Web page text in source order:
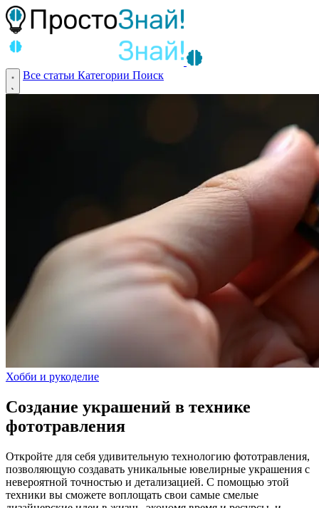
Все статьи Категории Поиск
Хобби и рукоделие
Создание украшений в технике
фототравления
Откройте для себя удивительную технологию фототравления,
позволяющую создавать уникальные ювелирные украшения с
невероятной точностью и детализацией. С помощью этой
техники вы сможете воплощать свои самые смелые